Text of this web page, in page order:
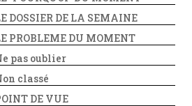
DOSSIER DE LA SEMAINE
PROBLEME DU MOMENT
pas oublier
classé
DE VUE